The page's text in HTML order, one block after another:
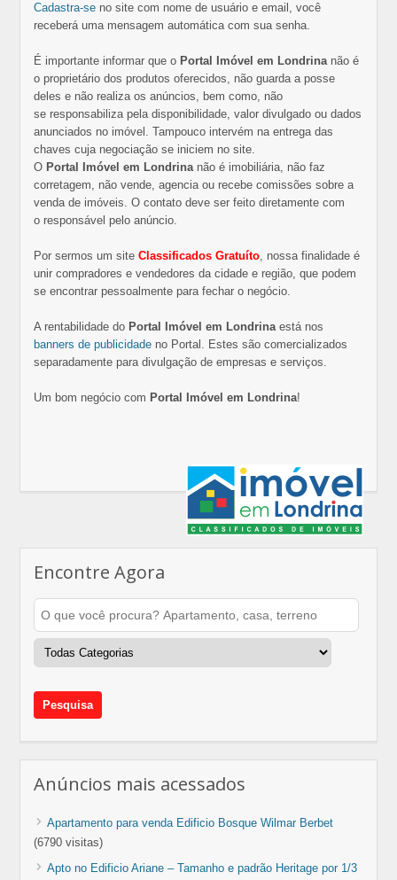
Cadastra-se no site com nome de usuário e email, você
receberá uma mensagem automática com sua senha.
É importante informar que o Portal Imóvel em Londrinanão é
o proprietário dos produtos oferecidos, não guarda a posse
deles e não realiza os anúncios, bem como, não
se responsabiliza pela disponibilidade, valor divulgado ou dados
anunciados no imóvel. Tampouco intervém na entrega das
chaves cuja negociação se iniciem no site.
O Portal Imóvel em Londrinanão é imobiliária, não faz
corretagem, não vende, agencia ou recebe comissões sobre a
venda de imóveis. O contato deve ser feito diretamente com
o responsável pelo anúncio.
Por sermos um siteClassificados Gratuíto, nossa finalidade é
unir compradores e vendedores da cidade e região, que podem
se encontrar pessoalmente para fechar o negócio.
A rentabilidade do Portal Imóvel em Londrinaestá nos
banners de publicidade no Portal. Estes são comercializados
separadamente para divulgação de empresas e serviços.
Um bom negócio com Portal Imóvel em Londrina!
Encontre Agora
Anúncios mais acessados
Apartamento para venda Edificio Bosque Wilmar Berbet
(6790 visitas)
Apto no Edificio Ariane – Tamanho e padrão Heritage por 1/3